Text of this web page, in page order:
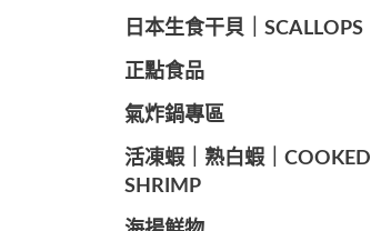
日本生食干貝｜SCALLOPS
正點食品
️氣炸鍋專區
️活凍蝦｜熟白蝦｜COOKED
SHRIMP